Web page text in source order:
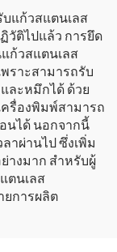
บแก้วสแตนเลส
ฏิวัติไปแล้ว การยึด
ก้วสแตนเลส
ราะสามารถรับ
ละหมึกได้ ด้วย
รื่องพิมพ์สามารถ
นได้ นอกจากนี้
าผ่านไป ซึ่งเพิ่ม
างมาก สำหรับผู้
ตนเลส
ยการผลิต